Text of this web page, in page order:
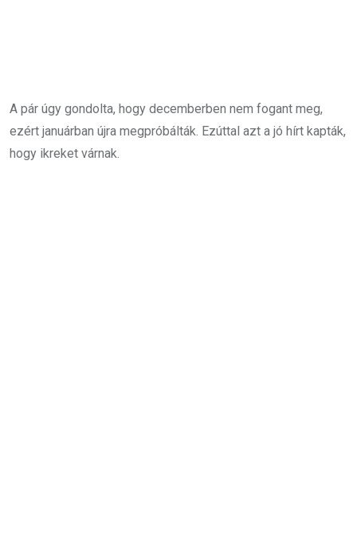
A pár úgy gondolta, hogy decemberben nem fogant meg,
ezért januárban újra megpróbálták. Ezúttal azt a jó hírt kapták,
hogy ikreket várnak.